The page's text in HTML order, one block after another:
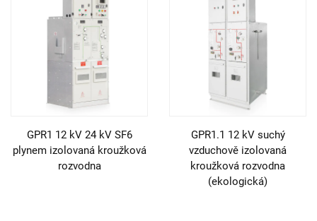
GPR1 12 kV 24 kV SF6
plynem izolovaná kroužková
rozvodna
GPR1.1 12 kV suchý
vzduchově izolovaná
kroužková rozvodna
(ekologická)